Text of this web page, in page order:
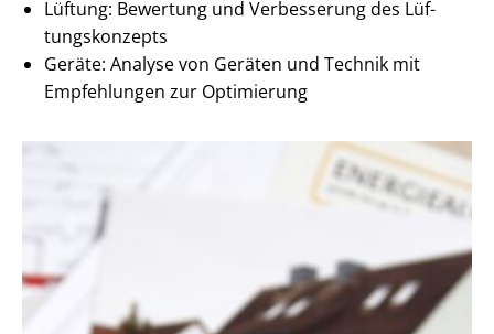
Lüftung: Bewertung und Verbesserung des Lüf­
tungs­kon­zepts
Geräte: Analyse von Geräten und Technik mit
Empfehlungen zur Optimierung